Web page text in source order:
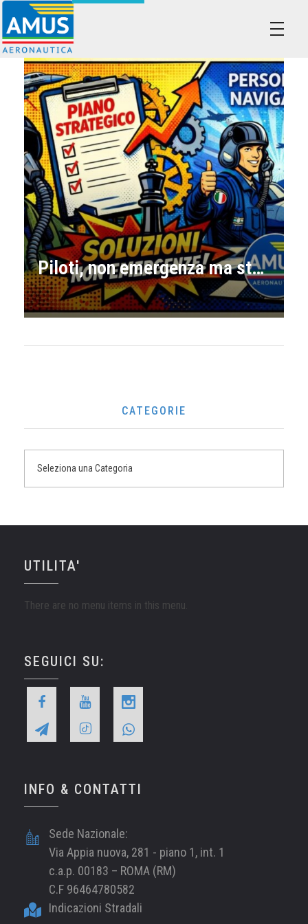
Associazione dei Militari Uniti in Sindacato - AMUS Aeronautica
Piloti, non emergenza ma strategia
CATEGORIE
UTILITA'
There are no menu items in this menu.
SEGUICI SU:
INFO & CONTATTI
Sede Nazionale:
Via Appia nuova, 281 - piano 1, int. 1
c.a.p. 00183 – ROMA (RM)
C.F 96464780582
Indicazioni Stradali